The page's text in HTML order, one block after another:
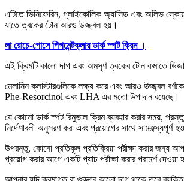
এটিতে ভিনিফেরিন, গ্লাইকোলিক অ্যাসিড এবং অলিভ
যাতে ত্বকের টোন আরও উজ্জ্বল হয়।
লা রোচে-পোসে পিগমেন্টক্লার ডার্ক স্পট ক্রিম।
এই ক্রিমটি কালো দাগ এবং অমসৃণ ত্বকের টোন কমাতে
মেলানিন ক্লাস্টারগুলিকে লক্ষ্য করে এবং আরও উজ্জ্বল
Phe-Resorcinol এবং LHA এর মতো উপাদান রয়েছে।
যে কোনো ডার্ক স্পট রিমুভাল ক্রিম ব্যবহার করার সময়,
নির্দেশাবলী অনুসরণ করা এবং প্রয়োগের সাথে সামঞ্জস্যপূর্ণ
উপরন্তু, কোনো প্রতিকূল প্রতিক্রিয়া পরীক্ষা করার জন্য
প্রয়োগ করার আগে একটি প্যাচ পরীক্ষা করার পরামর্শ দেওয়া